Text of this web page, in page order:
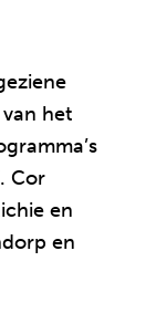
het
Cor
en
en